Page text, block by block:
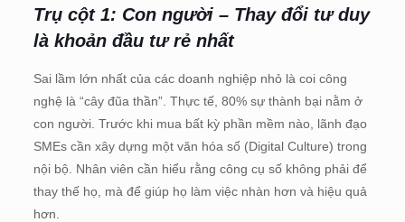
Trụ cột 1: Con người – Thay đổi tư duy
là khoản đầu tư rẻ nhất
Sai lầm lớn nhất của các doanh nghiệp nhỏ là coi công
nghệ là “cây đũa thần”. Thực tế, 80% sự thành bại nằm ở
con người. Trước khi mua bất kỳ phần mềm nào, lãnh đạo
SMEs cần xây dựng một văn hóa số (Digital Culture) trong
nội bộ. Nhân viên cần hiểu rằng công cụ số không phải để
thay thế họ, mà để giúp họ làm việc nhàn hơn và hiệu quả
hơn.